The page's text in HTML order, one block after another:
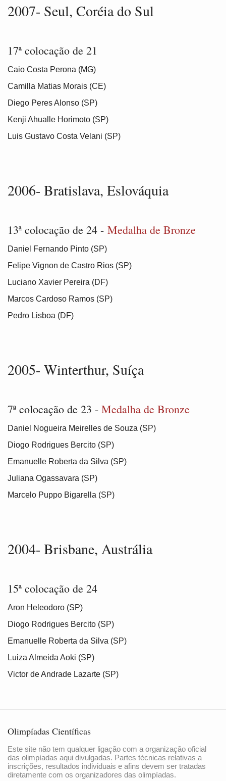
2007- Seul, Coréia do Sul
17ª colocação de 21
Caio Costa Perona (MG)
Camilla Matias Morais (CE)
Diego Peres Alonso (SP)
Kenji Ahualle Horimoto (SP)
Luis Gustavo Costa Velani (SP)
2006- Bratislava, Eslováquia
13ª colocação de 24 - Medalha de Bronze
Daniel Fernando Pinto (SP)
Felipe Vignon de Castro Rios (SP)
Luciano Xavier Pereira (DF)
Marcos Cardoso Ramos (SP)
Pedro Lisboa (DF)
2005- Winterthur, Suíça
7ª colocação de 23 - Medalha de Bronze
Daniel Nogueira Meirelles de Souza (SP)
Diogo Rodrigues Bercito (SP)
Emanuelle Roberta da Silva (SP)
Juliana Ogassavara (SP)
Marcelo Puppo Bigarella (SP)
2004- Brisbane, Austrália
15ª colocação de 24
Aron Heleodoro (SP)
Diogo Rodrigues Bercito (SP)
Emanuelle Roberta da Silva (SP)
Luiza Almeida Aoki (SP)
Victor de Andrade Lazarte (SP)
Olimpíadas Científicas
Este site não tem qualquer ligação com a organização oficial
das olimpíadas aqui divulgadas. Partes técnicas relativas a
inscrições, resultados individuais e afins devem ser tratadas
diretamente com os organizadores das olimpíadas.